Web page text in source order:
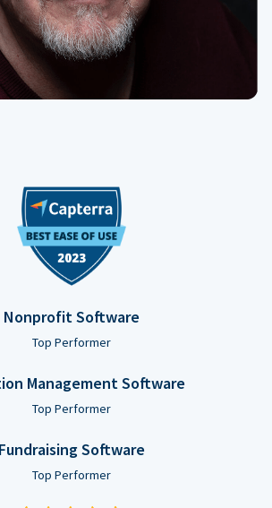
Nonprofit Software
Top Performer
Management Software
Top Performer
Fundraising Software
Top Performer